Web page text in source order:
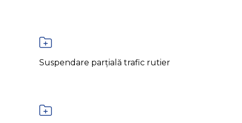
Suspendare parțială trafic rutier